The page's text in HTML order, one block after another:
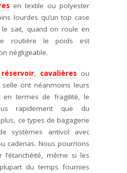
en textile ou polyester
lourdes qu’un top case
sait, quand on roule en
routière le poids est
négligeable.
cavalières ou
ont néanmoins leurs
en termes de fragilité, le
rapidement que du
ce types de bagagerie
systèmes antivol avec
cadenas. Nous pourrions
l’étanchéité, même si les
du temps fournies